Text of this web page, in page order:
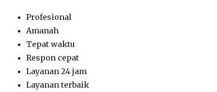
Profesional
Amanah
Tepat waktu
Respon cepat
Layanan 24 jam
Layanan terbaik